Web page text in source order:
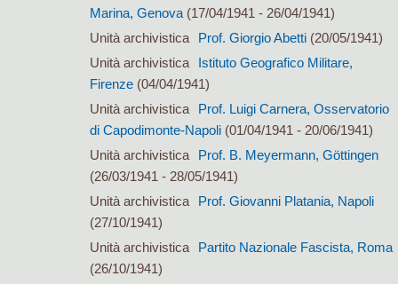
Marina, Genova(17/04/1941 - 26/04/1941)
Unità archivistica
Prof. Giorgio Abetti(20/05/1941)
Unità archivistica
Istituto Geografico Militare,
Firenze(04/04/1941)
Unità archivistica
Prof. Luigi Carnera, Osservatorio
di Capodimonte-Napoli(01/04/1941 - 20/06/1941)
Unità archivistica
Prof. B. Meyermann, Göttingen
(26/03/1941 - 28/05/1941)
Unità archivistica
Prof. Giovanni Platania, Napoli
(27/10/1941)
Unità archivistica
Partito Nazionale Fascista, Roma
(26/10/1941)